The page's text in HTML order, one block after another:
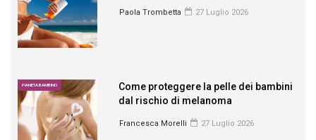
Paola Trombetta 27 Luglio 2026
PIANETA BAMBINO
Come proteggere la pelle dei bambini
dal rischio di melanoma
Francesca Morelli 27 Luglio 2026